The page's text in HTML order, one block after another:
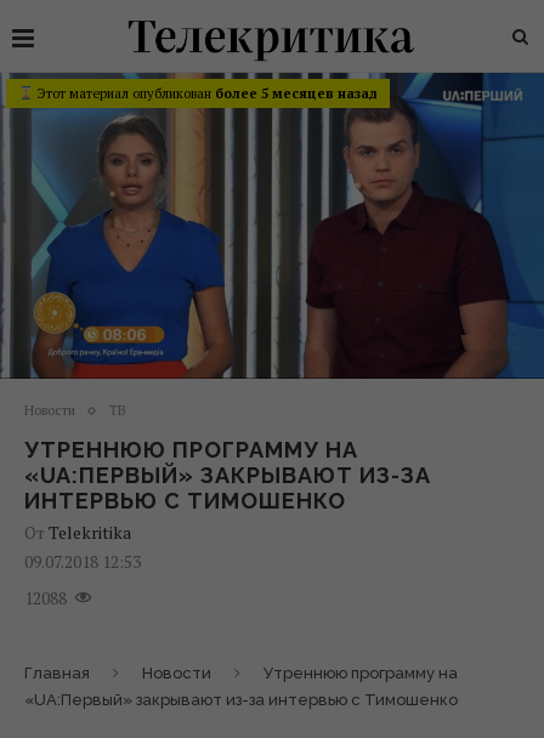
Этот материал опубликован более 5 месяцев назад
Новости ТВ
УТРЕННЮЮ ПРОГРАММУ НА
«UA:ПЕРВЫЙ» ЗАКРЫВАЮТ ИЗ-ЗА
ИНТЕРВЬЮ С ТИМОШЕНКО
От Telekritika
09.07.2018 12:53
12088
Главная Новости
Утреннюю программу на
«UA:Первый» закрывают из-за интервью с Тимошенко